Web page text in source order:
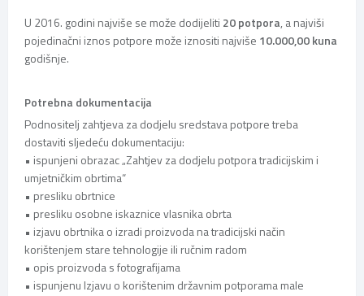
U 2016. godini najviše se može dodijeliti 20 potpora, a najviši
pojedinačni iznos potpore može iznositi najviše 10.000,00 kuna
godišnje.
Potrebna dokumentacija
Podnositelj zahtjeva za dodjelu sredstava potpore treba
dostaviti sljedeću dokumentaciju:
• ispunjeni obrazac „Zahtjev za dodjelu potpora tradicijskim i
umjetničkim obrtima“
• presliku obrtnice
• presliku osobne iskaznice vlasnika obrta
• izjavu obrtnika o izradi proizvoda na tradicijski način
korištenjem stare tehnologije ili ručnim radom
• opis proizvoda s fotografijama
• ispunjenu Izjavu o korištenim državnim potporama male